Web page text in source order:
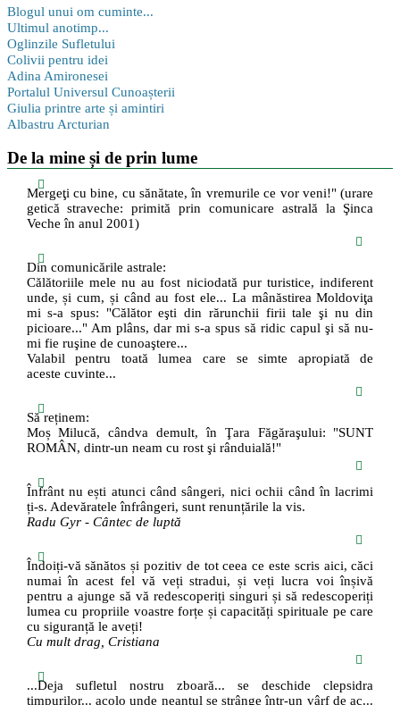
Blogul unui om cuminte...
Ultimul anotimp...
Oglinzile Sufletului
Colivii pentru idei
Adina Amironesei
Portalul Universul Cunoașterii
Giulia printre arte și amintiri
Albastru Arcturian
De la mine și de prin lume
Mergeţi cu bine, cu sănătate, în vremurile ce vor veni!" (urare
getică straveche: primită prin comunicare astrală la Şinca
Veche în anul 2001)
Din comunicările astrale:
Călătoriile mele nu au fost niciodată pur turistice, indiferent
unde, și cum, și când au fost ele... La mânăstirea Moldoviţa
mi s-a spus: "Călător eşti din rărunchii firii tale şi nu din
picioare..." Am plâns, dar mi s-a spus să ridic capul şi să nu-
mi fie ruşine de cunoaştere...
Valabil pentru toată lumea care se simte apropiată de
aceste cuvinte...
Să reținem:
Moș Milucă, cândva demult, în Ţara Făgăraşului: "SUNT
ROMÂN, dintr-un neam cu rost şi rânduială!"
Înfrânt nu ești atunci când sângeri, nici ochii când în lacrimi
ți-s. Adevăratele înfrângeri, sunt renunțările la vis.
Radu Gyr - Cântec de luptă
Îndoiți-vă sănătos și pozitiv de tot ceea ce este scris aici, căci
numai în acest fel vă veți stradui, și veți lucra voi înșivă
pentru a ajunge să vă redescoperiți singuri și să redescoperiți
lumea cu propriile voastre forțe și capacități spirituale pe care
cu siguranță le aveți!
Cu mult drag, Cristiana
...Deja sufletul nostru zboară... se deschide clepsidra
timpurilor... acolo unde neantul se strânge într-un vârf de ac...